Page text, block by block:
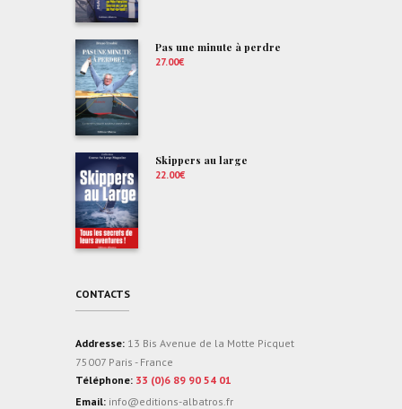
Pas une minute à perdre
27.00€
Skippers au large
22.00€
CONTACTS
Addresse: 13 Bis Avenue de la Motte Picquet
75007 Paris - France
Téléphone: 33 (0)6 89 90 54 01
Email: info@editions-albatros.fr